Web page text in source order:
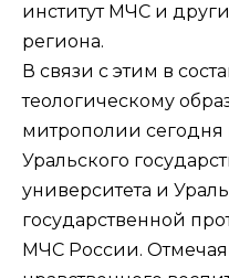
институт МЧС и
региона.
В связи с этим в
теологическому
митрополии
Уральского
университета и
государственной
МЧС России. Отмечая